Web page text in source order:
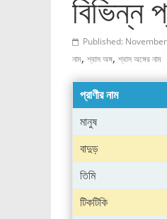
বিভিন্ন
Published:
নাম, শ্বাস অঙ্গ, শ্বাস অঙ্গের নাম
প্রাণীর নাম
মানুষ
বাদুড়
তিমি
টিকটিকি